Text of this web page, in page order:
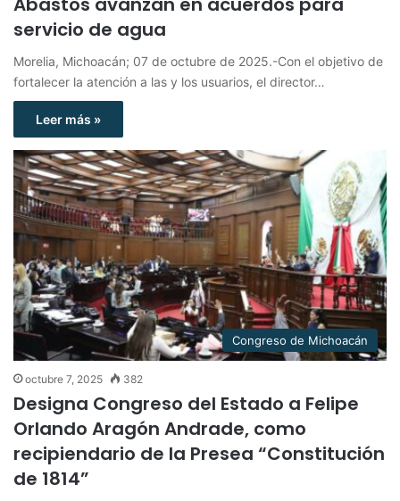
servicio de agua
Morelia, Michoacán; 07 de octubre de 2025.-Con el objetivo de
fortalecer la atención a las y los usuarios, el director…
Leer más »
Congreso de Michoacán
octubre 7, 2025 382
Designa Congreso del Estado a Felipe
Orlando Aragón Andrade, como
recipiendario de la Presea “Constitución
de 1814”